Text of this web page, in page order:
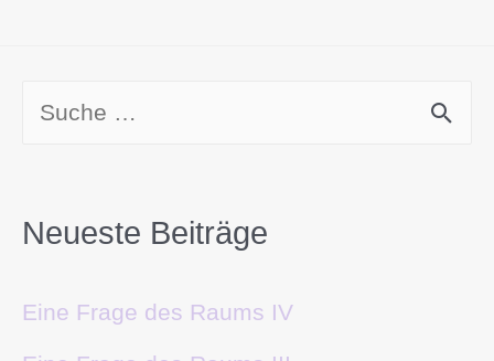
Neueste Beiträge
Eine Frage des Raums IV